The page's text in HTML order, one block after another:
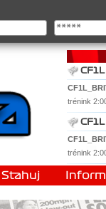
: 1.
trénink
trénink
Stahuj